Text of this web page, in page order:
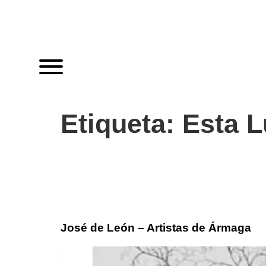
Etiqueta: Esta
José de León – Artistas de Ármaga